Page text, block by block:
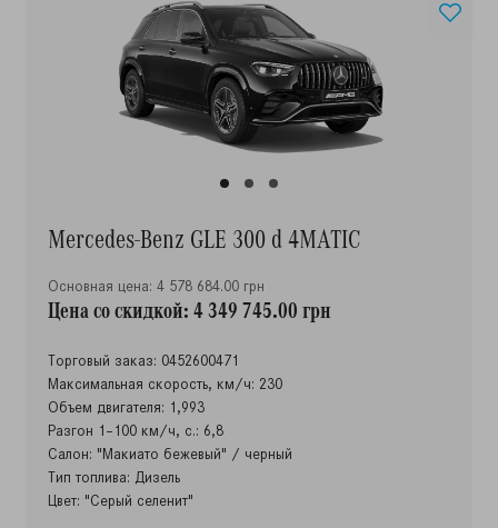
Mercedes-Benz GLE 300 d 4MATIC
Основная цена: 4 578 684.00 грн
Цена со скидкой: 4 349 745.00 грн
Торговый заказ: 0452600471
Максимальная скорость, км/ч: 230
Объем двигателя: 1,993
Разгон 1–100 км/ч, с.: 6,8
Салон: "Макиато бежевый" / черный
Тип топлива: Дизель
Цвет: "Серый селенит"